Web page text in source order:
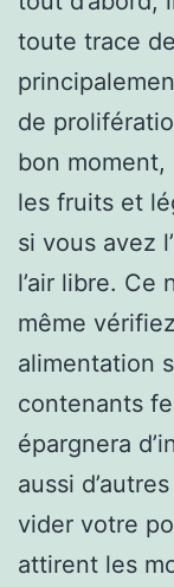
toute trace
de
bon
les fruits et
si vous avez
l’air libre. Ce
même
alimentation
contenants
épargnera
aussi
vider votre
attirent les